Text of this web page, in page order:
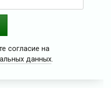
согласие на
данных.